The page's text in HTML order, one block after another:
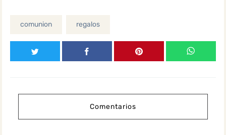
comunion regalos
Comentarios